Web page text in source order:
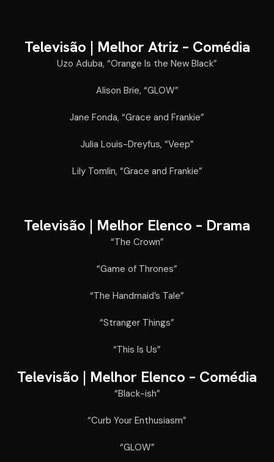
Televisão | Melhor Atriz – Comédia
Uzo Aduba, “Orange Is the New Black”
Alison Brie, “GLOW”
Jane Fonda, “Grace and Frankie”
Julia Louis-Dreyfus, “Veep”
Lily Tomlin, “Grace and Frankie”
Televisão | Melhor Elenco – Drama
“The Crown”
“Game of Thrones”
“The Handmaid’s Tale”
“Stranger Things”
“This Is Us”
Televisão | Melhor Elenco – Comédia
“Black-ish”
“Curb Your Enthusiasm”
“GLOW”